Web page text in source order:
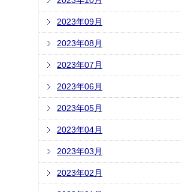
2023年09月
2023年08月
2023年07月
2023年06月
2023年05月
2023年04月
2023年03月
2023年02月